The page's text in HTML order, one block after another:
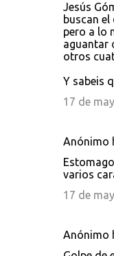
Jesús
buscan
pero a lo
aguantar
otros
Y sabeis
17 de
Anónimo
varios
17 de
Anónimo